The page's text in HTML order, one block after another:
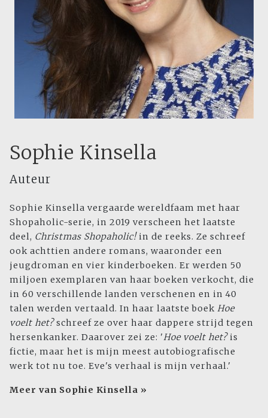
Sophie Kinsella
Auteur
Sophie Kinsella vergaarde wereldfaam met haar
Shopaholic-serie, in 2019 verscheen het laatste
deel, Christmas Shopaholic!in de reeks. Ze schreef
ook achttien andere romans, waaronder een
jeugdroman en vier kinderboeken. Er werden 50
miljoen exemplaren van haar boeken verkocht, die
in 60 verschillende landen verschenen en in 40
talen werden vertaald. In haar laatste boek Hoe
voelt het?schreef ze over haar dappere strijd tegen
hersenkanker. Daarover zei ze: 'Hoe voelt het?is
fictie, maar het is mijn meest autobiografische
werk tot nu toe. Eve's verhaal is mijn verhaal.'
Meer van Sophie Kinsella »